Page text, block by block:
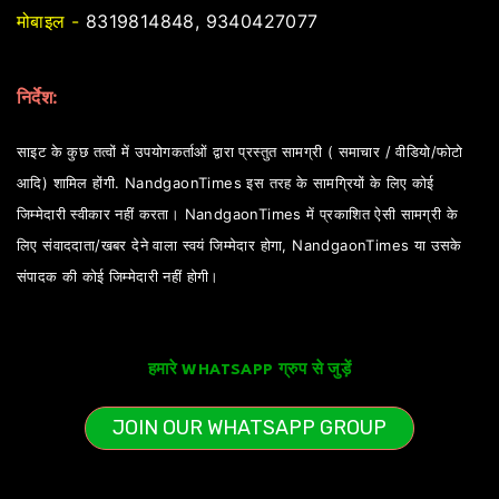
मोबाइल - 8319814848, 9340427077
निर्देश:
साइट के कुछ तत्वों में उपयोगकर्ताओं द्वारा प्रस्तुत सामग्री ( समाचार / वीडियो/फोटो
आदि) शामिल होंगी. NandgaonTimes इस तरह के सामग्रियों के लिए कोई
जिम्मेदारी स्वीकार नहीं करता। NandgaonTimes में प्रकाशित ऐसी सामग्री के
लिए संवाददाता/खबर देने वाला स्वयं जिम्मेदार होगा, NandgaonTimes या उसके
संपादक की कोई जिम्मेदारी नहीं होगी।
हमारे WHATSAPP ग्रुप से जुड़ें
JOIN OUR WHATSAPP GROUP